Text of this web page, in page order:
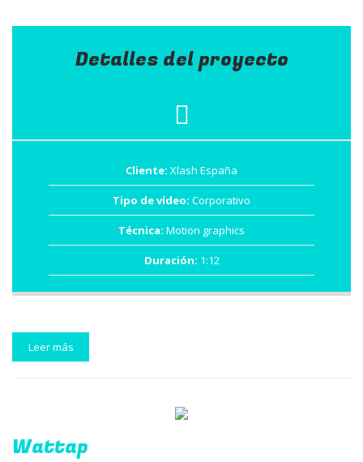
Detalles del proyecto
Cliente: Xlash España
Tipo de vídeo: Corporativo
Técnica: Motion graphics
Duración: 1:12
Leer más
Wattap